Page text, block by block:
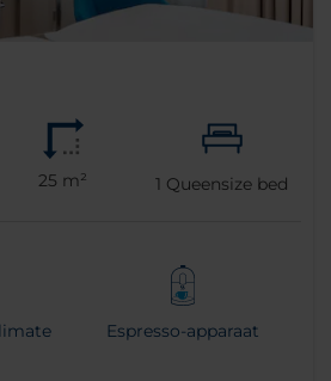
25 m² 1 Queensize bed
Espresso-apparaat